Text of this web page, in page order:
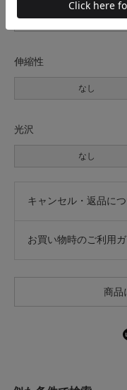
なし
伸縮性
なし
光沢
なし
キャンセル・返品に
お買い物時のご利用
商品